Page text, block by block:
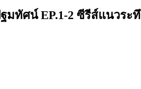
ทัศน์ EP.1-2 ซีรีส์แนวร